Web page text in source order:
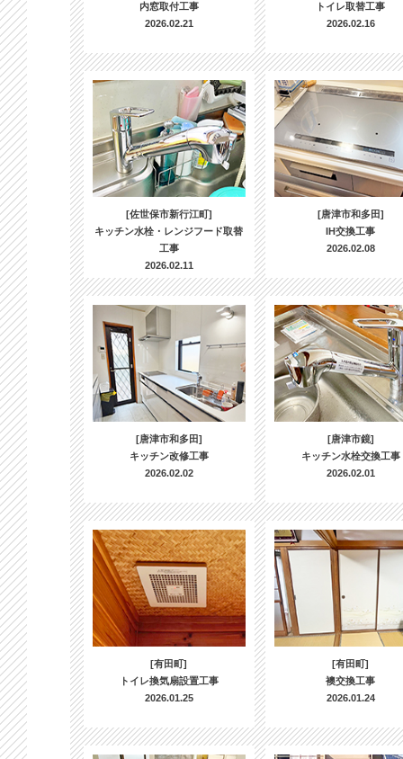
内窓取付工事
2026.02.21
トイレ取替工事
2026.02.16
[佐世保市新行江町]
キッチン水栓・レンジフード取替
工事
2026.02.11
[唐津市和多田]
IH交換工事
2026.02.08
[唐津市和多田]
キッチン改修工事
2026.02.02
[唐津市鏡]
キッチン水栓交換工事
2026.02.01
[有田町]
トイレ換気扇設置工事
2026.01.25
[有田町]
襖交換工事
2026.01.24